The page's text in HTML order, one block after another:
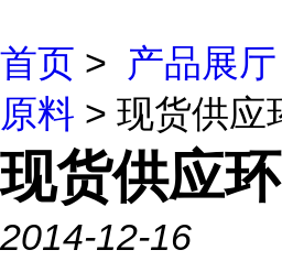
首页 > 产品展厅
原料 > 现货供应
现货供应
2014-12-16